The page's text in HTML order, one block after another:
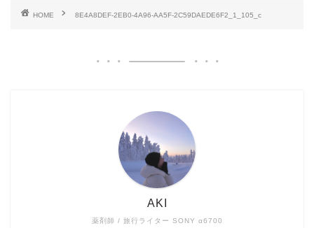
HOME 8E4A8DEF-2EB0-4A96-AA5F-2C59DAEDE6F2_1_105_c
薬剤師 / 旅行ライター SONY α6700
AKI